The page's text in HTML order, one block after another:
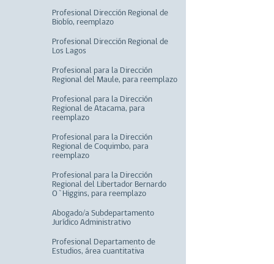
Profesional Dirección Regional de
Biobío, reemplazo
Profesional Dirección Regional de
Los Lagos
Profesional para la Dirección
Regional del Maule, para reemplazo
Profesional para la Dirección
Regional de Atacama, para
reemplazo
Profesional para la Dirección
Regional de Coquimbo, para
reemplazo
Profesional para la Dirección
Regional del Libertador Bernardo
O`Higgins, para reemplazo
Abogado/a Subdepartamento
Jurídico Administrativo
Profesional Departamento de
Estudios, área cuantitativa